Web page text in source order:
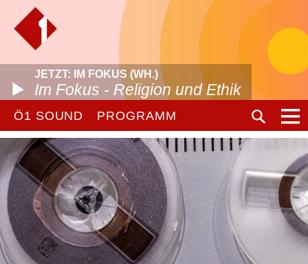
JETZT: IM FOKUS (WH.)
Im Fokus - Religion und Ethik
Ö1 SOUND PROGRAMM